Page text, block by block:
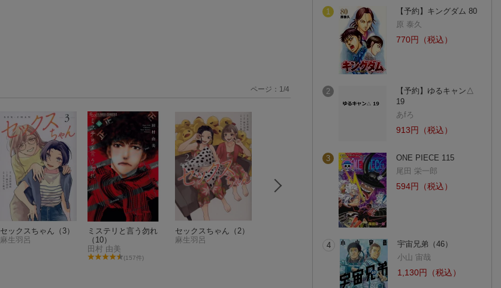
セックスちゃん（3）
麻生羽呂
ミステリと言う勿れ
（10）
田村 由美
(157件)
セックスちゃん（2）
麻生羽呂
欠けたまま満ちる
Payao
山田 宗樹
ページ： 1 /4
1
【予約】キングダム 80
原 泰久
770円（税込）
2
【予約】ゆるキャン△
19
あfろ
913円（税込）
3
ONE PIECE 115
尾田 栄一郎
594円（税込）
4
宇宙兄弟（46）
小山 宙哉
1,130円（税込）